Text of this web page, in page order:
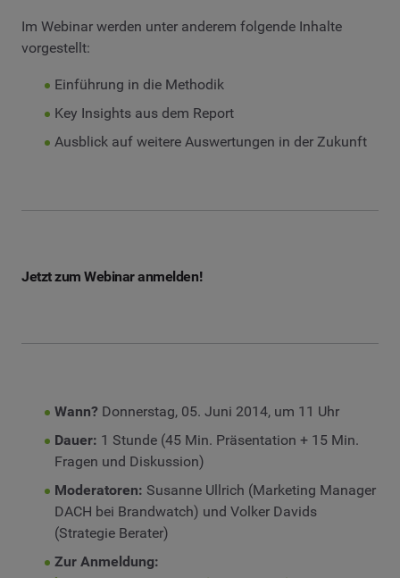
Im Webinar werden unter anderem folgende Inhalte
vorgestellt:
Einführung in die Methodik
Key Insights aus dem Report
Ausblick auf weitere Auswertungen in der Zukunft
Jetzt zum Webinar anmelden!
Wann?Donnerstag, 05. Juni 2014, um 11 Uhr
Dauer: 1 Stunde (45 Min. Präsentation + 15 Min.
Fragen und Diskussion)
Moderatoren: Susanne Ullrich (Marketing Manager
DACH bei Brandwatch) und Volker Davids
(Strategie Berater)
Zur Anmeldung: